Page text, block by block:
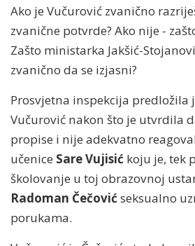
Ako je Vučurović zvanično
zvanične potvrde? Ako nije -
Zašto ministarka Jakšić-
zvanično da se izjasni?
Prosvjetna inspekcija predložila
Vučurović nakon što je utvrdila
propise i nije adekvatno
učenice Sare Vujisić koju je, tek
školovanje u toj obrazovnoj
Radoman Čečović seksualno
porukama.